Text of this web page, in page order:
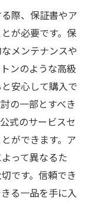
際、保証書やア
が必要です。保
メンテナンスや
ンのような高級
安心して購入で
の一部とすべき
式のサービスセ
ができます。ア
って異なるた
です。信頼でき
る一品を手に入